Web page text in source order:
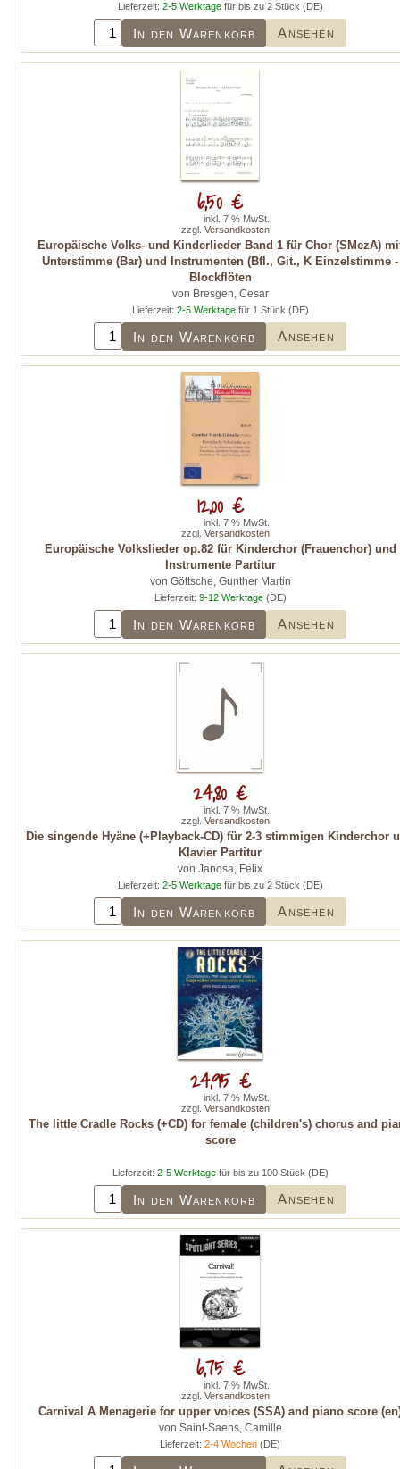
Lieferzeit: 2-5 Werktagefür bis zu 2 Stück (DE)
In den Warenkorb Ansehen
Europäische Volks- und Kinderlieder Band 1 für Chor (SMezA)
Unterstimme (Bar) und Instrumenten (Bfl., Git., K Einzelstimme -
Blockflöten
von Bresgen, Cesar
Lieferzeit: 2-5 Werktagefür 1 Stück (DE)
In den Warenkorb Ansehen
6,50 €
inkl. 7 % MwSt.
zzgl. Versandkosten
Europäische Volkslieder op.82 für Kinderchor (Frauenchor) und
Instrumente Partitur
von Göttsche, Gunther Martin
Lieferzeit: 9-12 Werktage(DE)
In den Warenkorb Ansehen
12,00 €
inkl. 7 % MwSt.
zzgl. Versandkosten
Die singende Hyäne (+Playback-CD) für 2-3 stimmigen Kinderchor
Klavier Partitur
von Janosa, Felix
Lieferzeit: 2-5 Werktagefür bis zu 2 Stück (DE)
In den Warenkorb Ansehen
24,80 €
inkl. 7 % MwSt.
zzgl. Versandkosten
The little Cradle Rocks (+CD) for female (children's) chorus and
score
Lieferzeit: 2-5 Werktagefür bis zu 100 Stück (DE)
In den Warenkorb Ansehen
24,95 €
inkl. 7 % MwSt.
zzgl. Versandkosten
Carnival A Menagerie for upper voices (SSA) and piano score
von Saint-Saens, Camille
Lieferzeit: 2-4 Wochen (DE)
6,75 €
inkl. 7 % MwSt.
zzgl. Versandkosten